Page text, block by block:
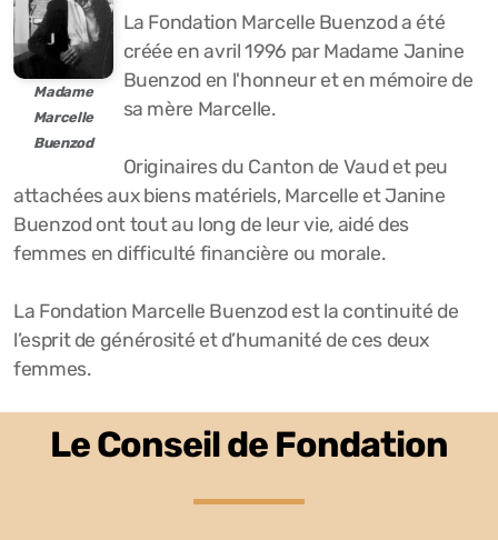
Madame
Marcelle
Buenzod
La Fondation Marcelle Buenzod a été
créée en avril 1996 par Madame Janine
Buenzod en l'honneur et en mémoire de
sa mère Marcelle.
Originaires du Canton de Vaud et peu
attachées aux biens matériels, Marcelle et Janine
Buenzod ont tout au long de leur vie, aidé des
femmes en difficulté financière ou morale.
La Fondation Marcelle Buenzod est la continuité de
l’esprit de générosité et d’humanité de ces deux
femmes.
Le Conseil de Fondation